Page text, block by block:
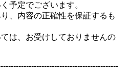
予定でございます。
、内容の正確性を保証するも
は、お受けしておりませんの